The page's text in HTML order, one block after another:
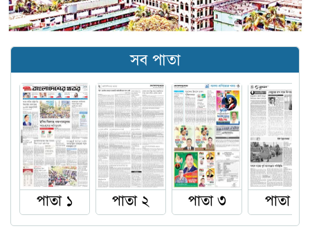
সব পাতা
পাতা ১ পাতা ২ পাতা ৩ পাতা ৪